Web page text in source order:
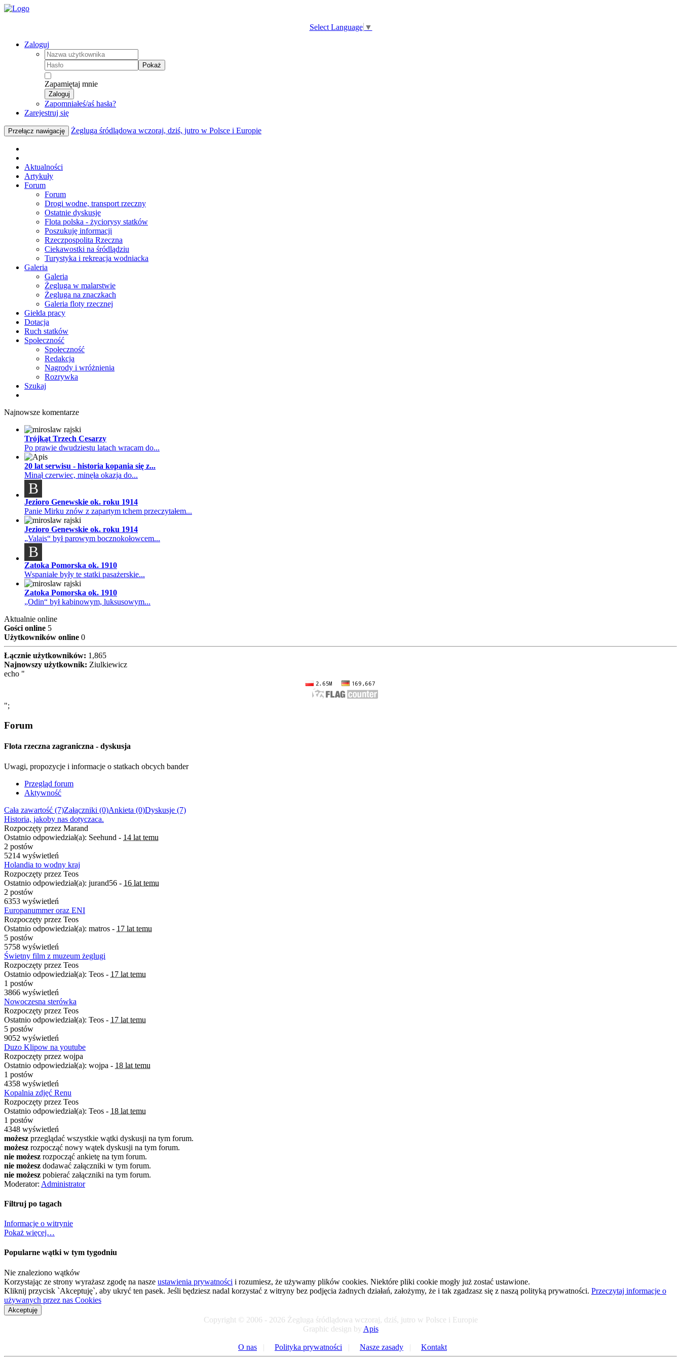
Select Language ▼
Zaloguj
Pokaż
Zapamiętaj mnie
Zaloguj
Zapomniałeś/aś hasła?
Zarejestruj się
Przełącz nawigację Żegluga śródlądowa wczoraj, dziś, jutro w Polsce i Europie
Aktualności
Artykuły
Forum
Forum
Drogi wodne, transport rzeczny
Ostatnie dyskusje
Flota polska - życiorysy statków
Poszukuję informacji
Rzeczpospolita Rzeczna
Ciekawostki na śródlądziu
Turystyka i rekreacja wodniacka
Galeria
Galeria
Żegluga w malarstwie
Żegluga na znaczkach
Galeria floty rzecznej
Giełda pracy
Dotacja
Ruch statków
Społeczność
Społeczność
Redakcja
Nagrody i wróżnienia
Rozrywka
Szukaj
Najnowsze komentarze
Trójkąt Trzech Cesarzy
Po prawie dwudziestu latach wracam do...
20 lat serwisu - historia kopania się z...
Minął czerwiec, minęła okazja do...
B
Jezioro Genewskie ok. roku 1914
Panie Mirku znów z zapartym tchem przeczytałem...
Jezioro Genewskie ok. roku 1914
„Valais“ był parowym bocznokołowcem...
B
Zatoka Pomorska ok. 1910
Wspaniałe były te statki pasażerskie...
Zatoka Pomorska ok. 1910
„Odin“ był kabinowym, luksusowym...
Aktualnie online
Gości online 5
Użytkowników online 0
Łącznie użytkowników: 1,865
Najnowszy użytkownik: Ziulkiewicz
echo "
";
Forum
Flota rzeczna zagraniczna - dyskusja
Uwagi, propozycje i informacje o statkach obcych bander
Przegląd forum
Aktywność
Cała zawartość (7)Załączniki (0)Ankieta (0)Dyskusje (7)
Historia, jakoby nas dotyczaca.
Rozpoczęty przez Marand
Ostatnio odpowiedział(a): Seehund - 14 lat temu
2 postów
5214 wyświetleń
Holandia to wodny kraj
Rozpoczęty przez Teos
Ostatnio odpowiedział(a): jurand56 - 16 lat temu
2 postów
6353 wyświetleń
Europanummer oraz ENI
Rozpoczęty przez Teos
Ostatnio odpowiedział(a): matros - 17 lat temu
5 postów
5758 wyświetleń
Świetny film z muzeum żeglugi
Rozpoczęty przez Teos
Ostatnio odpowiedział(a): Teos - 17 lat temu
1 postów
3866 wyświetleń
Nowoczesna sterówka
Rozpoczęty przez Teos
Ostatnio odpowiedział(a): Teos - 17 lat temu
5 postów
9052 wyświetleń
Duzo Klipow na youtube
Rozpoczęty przez wojpa
Ostatnio odpowiedział(a): wojpa - 18 lat temu
1 postów
4358 wyświetleń
Kopalnia zdjęć Renu
Rozpoczęty przez Teos
Ostatnio odpowiedział(a): Teos - 18 lat temu
1 postów
4348 wyświetleń
możesz przeglądać wszystkie wątki dyskusji na tym forum.
możesz rozpocząć nowy wątek dyskusji na tym forum.
nie możesz rozpocząć ankietę na tym forum.
nie możesz dodawać załączniki w tym forum.
nie możesz pobierać załączniki na tym forum.
Moderator: Administrator
Filtruj po tagach
Informacje o witrynie
Pokaż więcej…
Popularne wątki w tym tygodniu
Nie znaleziono wątków
Korzystając ze strony wyrażasz zgodę na nasze ustawienia prywatności i rozumiesz, że używamy plików cookies. Niektóre pliki cookie mogły już zostać ustawione.
Kliknij przycisk `Akceptuję`, aby ukryć ten pasek. Jeśli będziesz nadal korzystać z witryny bez podjęcia żadnych działań, założymy, że i tak zgadzasz się z naszą polityką prywatności. Przeczytaj informacje o
używanych przez nas Cookies
Akceptuję
Copyright © 2006 - 2026 Żegluga śródlądowa wczoraj, dziś, jutro w Polsce i Europie
Graphic design by Apis
O nas | Polityka prywatności | Nasze zasady | Kontakt